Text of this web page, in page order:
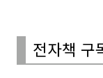
전자책 구